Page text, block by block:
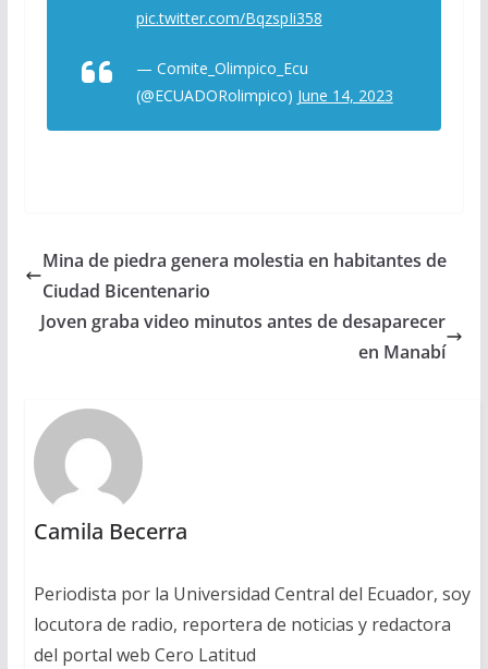
pic.twitter.com/BqzspIi358
— Comite_Olimpico_Ecu
(@ECUADORolimpico) June 14, 2023
Mina de piedra genera molestia en habitantes de
Ciudad Bicentenario
Joven graba video minutos antes de desaparecer
en Manabí
Camila Becerra
Periodista por la Universidad Central del Ecuador, soy
locutora de radio, reportera de noticias y redactora
del portal web Cero Latitud